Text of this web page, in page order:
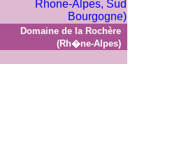
Domaine de la Rochère
(Rh�ne-Alpes)